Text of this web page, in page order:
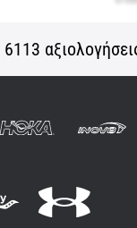
6113